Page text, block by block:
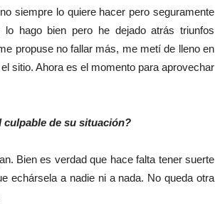
siempre lo quiere hacer pero seguramente
hago bien pero he dejado atrás triunfos
propuse no fallar más, me metí de lleno en
sitio. Ahora es el momento para aprovechar
culpable de su situación?
Bien es verdad que hace falta tener suerte
echársela a nadie ni a nada. No queda otra